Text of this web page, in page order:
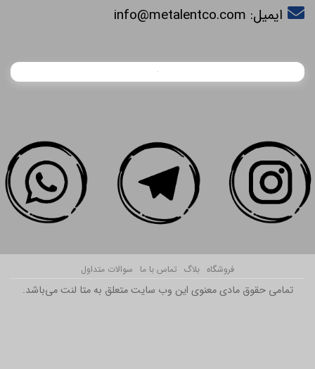
ایمیل:info@metalentco.com
فروشگاه بلاگ تماس با ما سوالات متداول
تمامی حقوق مادی معنوی این وب سایت متعلق به متا لنت می‌باشد.